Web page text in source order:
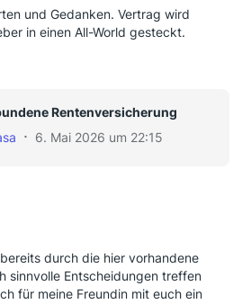
und Gedanken. Vertrag wird
in einen All-World gesteckt.
Rentenversicherung
6. Mai 2026 um 22:15
durch die hier vorhandene
sinnvolle Entscheidungen treffen
für meine Freundin mit euch ein